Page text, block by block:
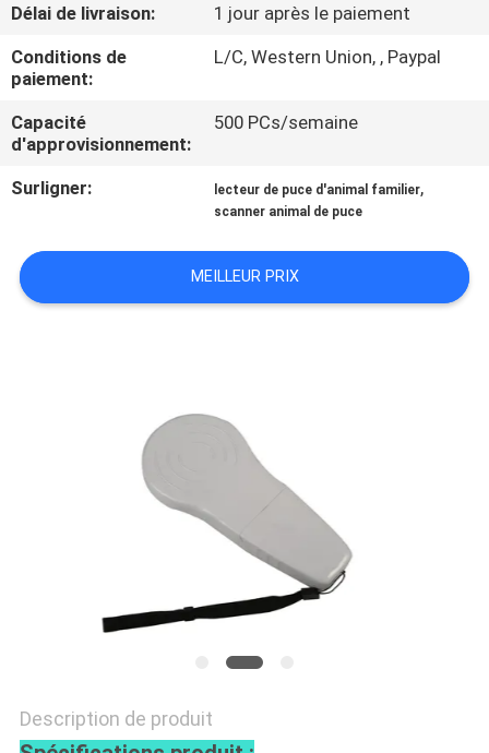
CONTRÔLE
DE
QUALITÉ
CONTACTEZ-
NOUVELLES
CITATION
Délai de livraison:
1 jour après le paiement
Conditions de
paiement:
L/C, Western Union, , Paypal
Capacité
d'approvisionnement:
500 PCs/semaine
Surligner: lecteur de puce d'animal familier,
scanner animal de puce
MEILLEUR PRIX
Description de produit